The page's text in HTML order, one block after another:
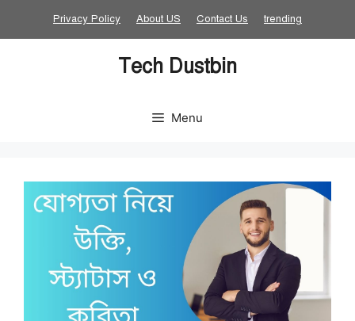
Privacy Policy About US Contact Us trending
Tech Dustbin
Menu